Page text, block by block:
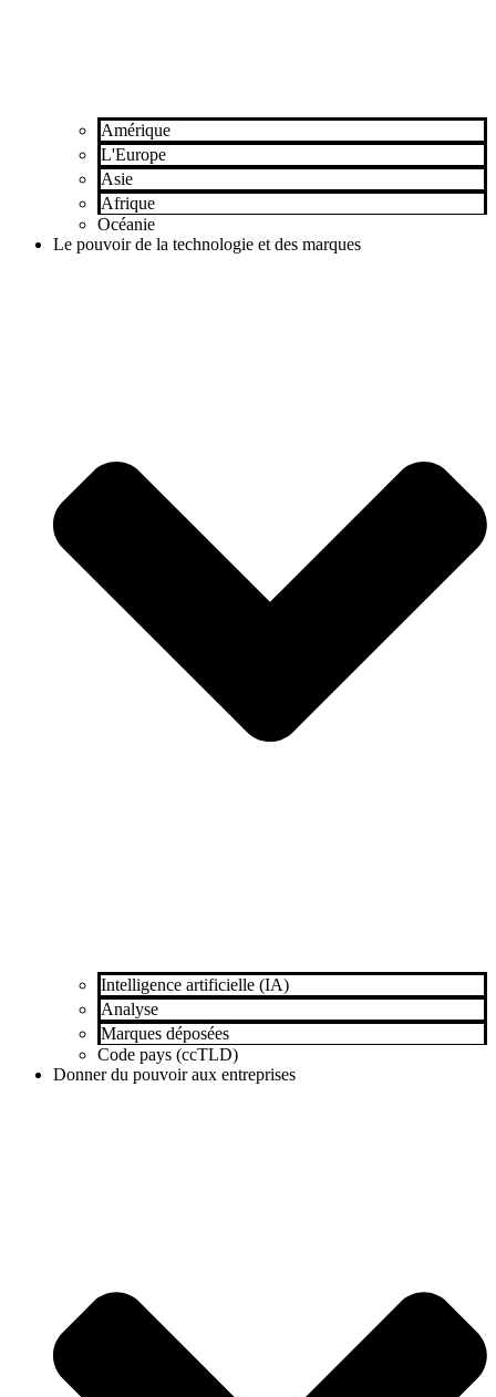
Amérique
L'Europe
Asie
Afrique
Océanie
Le pouvoir de la technologie et des marques
Intelligence artificielle (IA)
Analyse
Marques déposées
Code pays (ccTLD)
Donner du pouvoir aux entreprises